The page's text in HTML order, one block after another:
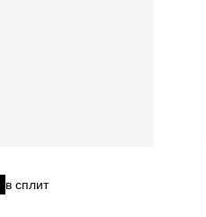
в сплит